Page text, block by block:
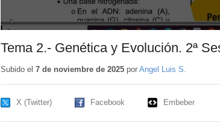
Tema 2.- Genética y Evolución. 2ª
Subido el 7 de noviembre de 2025por Angel Luis S.
X (Twitter) Facebook Embeber